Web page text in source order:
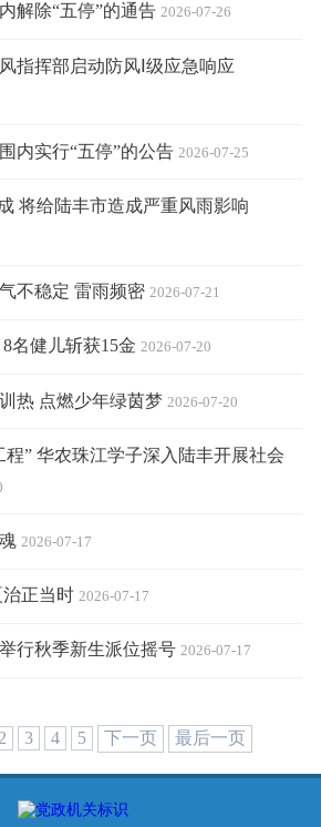
解除“五停”的通告 2026-07-26
指挥部启动防风Ⅰ级应急响应
内实行“五停”的公告 2026-07-25
将给陆丰市造成严重风雨影响
不稳定 雷雨频密 2026-07-21
名健儿斩获15金 2026-07-20
热 点燃少年绿茵梦 2026-07-20
程” 华农珠江学子深入陆丰开展社会
2026-07-17
正当时 2026-07-17
行秋季新生派位摇号 2026-07-17
2 3 4 5 下一页 最后一页